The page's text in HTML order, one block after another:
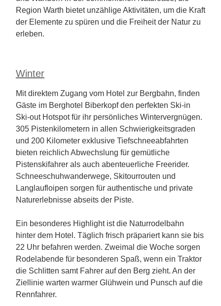
Region Warth bietet unzählige Aktivitäten, um die Kraft
der Elemente zu spüren und die Freiheit der Natur zu
erleben.
Winter
Mit direktem Zugang vom Hotel zur Bergbahn, finden
Gäste im Berghotel Biberkopf den perfekten Ski-in
Ski-out Hotspot für ihr persönliches Wintervergnügen.
305 Pistenkilometern in allen Schwierigkeitsgraden
und 200 Kilometer exklusive Tiefschneeabfahrten
bieten reichlich Abwechslung für gemütliche
Pistenskifahrer als auch abenteuerliche Freerider.
Schneeschuhwanderwege, Skitourrouten und
Langlaufloipen sorgen für authentische und private
Naturerlebnisse abseits der Piste.
Ein besonderes Highlight ist die Naturrodelbahn
hinter dem Hotel. Täglich frisch präpariert kann sie bis
22 Uhr befahren werden. Zweimal die Woche sorgen
Rodelabende für besonderen Spaß, wenn ein Traktor
die Schlitten samt Fahrer auf den Berg zieht. An der
Ziellinie warten warmer Glühwein und Punsch auf die
Rennfahrer.